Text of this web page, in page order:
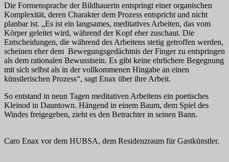
Die Formensprache der Bildhauerin entspringt einer organischen
Komplexität, deren Charakter dem Prozess entspricht und nicht
planbar ist. „Es ist ein langsames, meditatives Arbeiten, das vom
Körper geleitet wird, während der Kopf eher zuschaut. Die
Entscheidungen, die während des Arbeitens stetig getroffen werden,
scheinen eher dem Bewegungsgedächtnis der Finger zu entspringen
als dem rationalen Bewusstsein. Es gibt keine ehrlichere Begegnung
mit sich selbst als in der vollkommenen Hingabe an einen
künstlerischen Prozess“, sagt Enax über ihre Arbeit.
So entstand in neun Tagen meditativen Arbeitens ein poetisches
Kleinod in Dauntown. Hängend in einem Baum, dem Spiel des
Windes freigegeben, zieht es den Betrachter in seinen Bann.
Caro Enax vor dem HUBSA, dem Residenzraum für Gastkünstler.